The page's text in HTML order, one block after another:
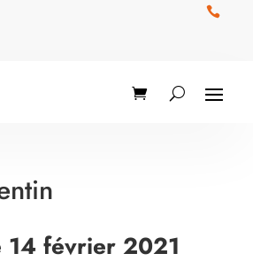

14 février 2021